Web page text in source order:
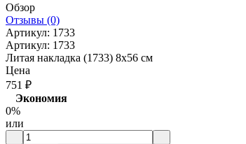
Обзор
Отзывы (0)
Артикул: 1733
Артикул: 1733
Литая накладка (1733) 8x56 см
Цена
751 ₽
Экономия
0%
или